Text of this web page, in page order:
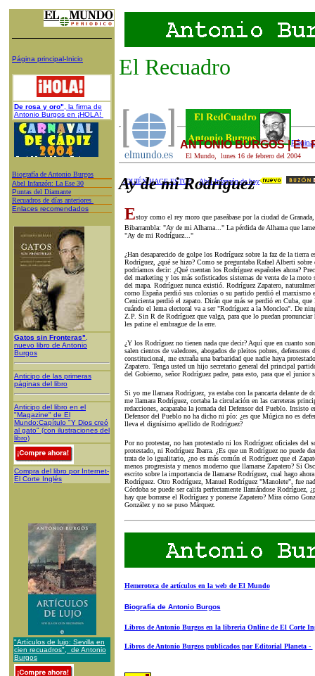
Página principal-Inicio
De rosa y oro" , la firma de
Antonio Burgos en ¡HOLA!
Biografía de Antonio Burgos
Abel Infanzón: La Ese 30
Puntas del Diamante
Recuadros de días anteriores
Enlaces recomendados
Gatos sin Fronteras"
nuevo libro de Antonio
Burgos
Anticipo de las primeras
páginas del libro
Anticipo del libro en el
"Magazine" de El
Mundo:Capítulo "Y Dios creó
al gato" (con ilustraciones del
libro)
Compra del libro por Internet-
El Corte Inglés
"Artículos de lujo: Sevilla en
cien recuadros", de Antonio
Burgos
El Recuadro
El Mundo, lunes 16 de febrero del 2004
¿QUIÉN HACE ESTO? Abel Infanzón de hoy
ANTONIO BURGOS | EL
Ay de mi Rodríguez
Estoy como el rey moro que paseábase por la ciudad de
Bibarrambla: "Ay de mi Alhama..." La pérdida de Alhama que
"Ay de mi Rodríguez..."
¿Han desaparecido de golpe los Rodríguez sobre la faz de la tierra
Rodríguez, ¿qué se hizo? Como se preguntaba Rafael Alberti sobre
podríamos decir: ¿Qué cuentan los Rodríguez españoles ahora?
del marketing y los más sofisticados sistemas de venta de la moto
del mapa. Rodríguez nunca existió. Rodríguez Zapatero,
como España perdió sus colonias o su partido perdió el marxismo
Cenicienta perdió el zapato. Dirán que más se perdió en Cuba,
cuándo el lema electoral va a ser "Rodríguez a la Moncloa". De
Z.P. Sin R de Rodríguez que valga, para que lo puedan pronunciar
les patine el embrague de la erre.
¿Y los Rodríguez no tienen nada que decir? Aquí que en cuanto
salen cientos de valedores, abogados de pleitos pobres, defensores
constitucional, me extraña una barbaridad que nadie haya
Zapatero. Tenga usted un hijo secretario general del principal
del Gobierno, señor Rodríguez padre, para esto, para que el junior
Si yo me llamara Rodríguez, ya estaba con la pancarta delante de
me llamara Rodríguez, cortaba la circulación en las carreteras
redacciones, acaparaba la jornada del Defensor del Pueblo. Insisto
Defensor del Pueblo no ha dicho ni pío: ¿es que Múgica no es
lleva el dignísimo apellido de Rodríguez?
Por no protestar, no han protestado ni los Rodríguez oficiales del
protestado, ni Rodríguez Ibarra. ¿Es que un Rodríguez no puede
trata de lo igualitario, ¿no es más común el Rodríguez que el
menos progresista y menos moderno que llamarse Zapatero? Si
escrito sobre la importancia de llamarse Rodríguez, cual hago
Rodríguez. Otro Rodríguez, Manuel Rodríguez "Manolete", fue
Córdoba se puede ser califa perfectamente llamándose Rodríguez,
hay que borrarse el Rodríguez y ponerse Zapatero? Mira cómo
González y no se puso Márquez.
Hemeroteca de artículos en la web de El Mundo
Biografía de Antonio Burgos
Libros de Antonio Burgos en la libreria Online de El Corte
Libros de Antonio Burgos publicados por Editorial Planeta -